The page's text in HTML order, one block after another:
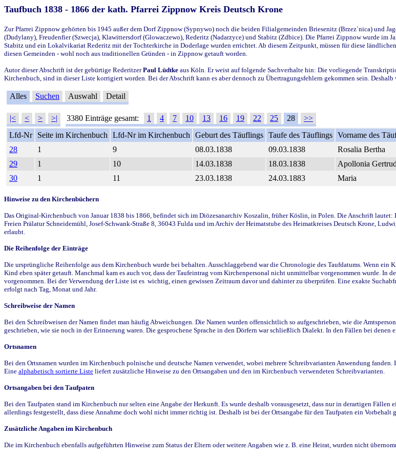
Taufbuch 1838 - 1866 der kath. Pfarrei Zippnow Kreis Deutsch Krone
Zur Pfarrei Zippnow gehörten bis 1945 außer dem Dorf Zippnow (Sypnywo) noch die beiden Filialgemeinden Briesenitz (Brzez`nica) und
(Dudylany), Freudenfier (Szwecja), Klawittersdorf (Glowaczewo), Rederitz (Nadarzyce) und Stabitz (Zdbice). Die Pfarrei Zippnow wurde
Stabitz und ein Lokalvikariat Rederitz mit der Tochterkirche in Doderlage wurden errichtet. Ab diesem Zeitpunkt, müssen für diese
diesen Gemeinden - wohl noch aus traditionellen Gründen - in Zippnow getauft worden.
Autor dieser Abschrift ist der gebürtige RederitzerPaul Lüdtke aus Köln. Er weist auf folgende Sachverhalte hin: Die vorliegende
Kirchenbuch, sind in dieser Liste korrigiert worden. Bei der Abschrift kann es aber dennoch zu Übertragungsfehlern gekommen sein.
Alles Suchen Auswahl Detail
|< < > >| 3380 Einträge gesamt: 1 4 7 10 13 16 19 22 25 28
>>
Lfd-Nr
Seite im Kirchenbuch Lfd-Nr im Kirchenbuch Geburt des Täuflings Taufe des Täuflings Vorname des
28
1 9 08.03.1838 09.03.1838 Rosalia Bertha
29
1 10 14.03.1838 18.03.1838 Apollonia
30
1 11 23.03.1838 24.03.1883 Maria
Hinweise zu den Kirchenbüchern
Das Original-Kirchenbuch von Januar 1838 bis 1866, befindet sich im Diözesanarchiv Koszalin, früher Köslin, in Polen. Die Anschrift
Freien Prälatur Schneidemühl, Josef-Schwank-Straße 8, 36043 Fulda und im Archiv der Heimatstube des Heimatkreises Deutsch Krone,
erlaubt.
Die Reihenfolge der Einträge
Die ursprüngliche Reihenfolge aus dem Kirchenbuch wurde bei behalten. Ausschlaggebend war die Chronologie des Taufdatums. Wenn
Kind eben später getauft. Manchmal kam es auch vor, dass der Taufeintrag vom Kirchenpersonal nicht unmittelbar vorgenommen wurde. In
vorgenommen. Bei der Verwendung der Liste ist es wichtig, einen gewissen Zeitraum davor und dahinter zu überprüfen. Eine exakte
erfolgt nach Tag, Monat und Jahr.
Schreibweise der Namen
Bei den Schreibweisen der Namen findet man häufig Abweichungen. Die Namen wurden offensichtlich so aufgeschrieben, wie die
geschrieben, wie sie noch in der Erinnerung waren. Die gesprochene Sprache in den Dörfern war schließlich Dialekt. In den Fällen bei
Ortsnamen
Bei den Ortsnamen wurden im Kirchenbuch polnische und deutsche Namen verwendet, wobei mehrere Schreibvarianten Anwendung
Eine alphabetisch sortierte Liste liefert zusätzliche Hinweise zu den Ortsangaben und den im Kirchenbuch verwendeten Schreibvarianten.
Ortsangaben bei den Taufpaten
Bei den Taufpaten stand im Kirchenbuch nur selten eine Angabe der Herkunft. Es wurde deshalb vorausgesetzt, dass nur in derartigen
allerdings festgestellt, dass diese Annahme doch wohl nicht immer richtig ist. Deshalb ist bei der Ortsangabe für den Taufpaten ein Vorbehalt
Zusätzliche Angaben im Kirchenbuch
Die im Kirchenbuch ebenfalls aufgeführten Hinweise zum Status der Eltern oder weitere Angaben wie z. B. eine Heirat, wurden nicht